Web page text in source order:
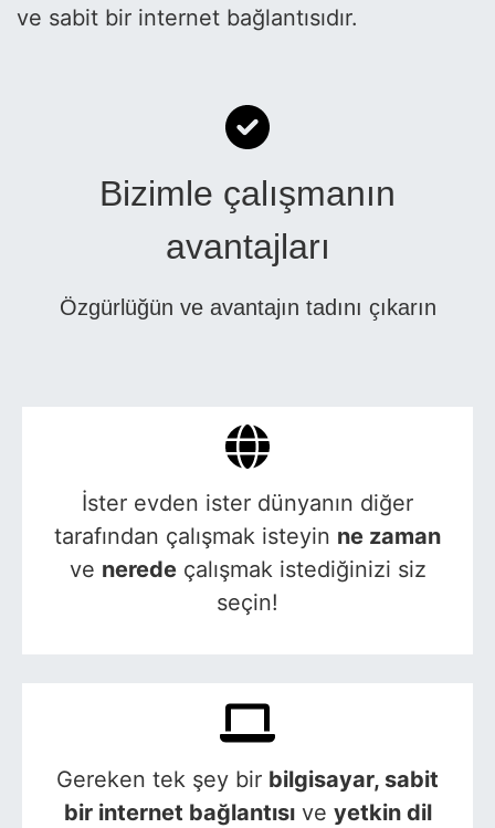
ve sabit bir internet bağlantısıdır.
Bizimle çalışmanın
avantajları
Özgürlüğün ve avantajın tadını çıkarın
İster evden ister dünyanın diğer
tarafından çalışmak isteyin ne zaman
ve neredeçalışmak istediğinizi siz
seçin!
Gereken tek şey bir bilgisayar, sabit
bir internet bağlantısıve yetkin dil